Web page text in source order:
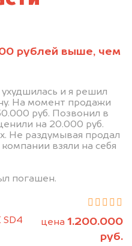
рублей выше, чем
и я решил
На момент продажи
руб. Позвонил в
на 20.000 руб.
Не раздумывая продал
взяли на себя
погашен.
SD4
цена 1.200.000
руб.